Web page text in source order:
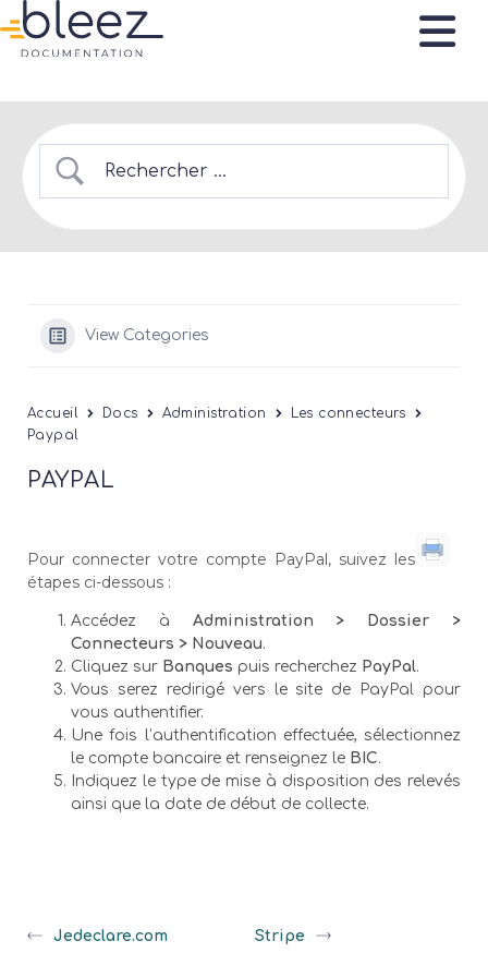
View Categories
Accueil Docs Administration
Les connecteurs
Paypal
PAYPAL
Pour connecter votre compte PayPal, suivez les
étapes ci-dessous :
Accédez à Administration > Dossier >
Connecteurs > Nouveau.
Cliquez sur Banques puis recherchez PayPal.
Vous serez redirigé vers le site de PayPal pour
vous authentifier.
Une fois l’authentification effectuée, sélectionnez
le compte bancaire et renseignez le BIC.
Indiquez le type de mise à disposition des relevés
ainsi que la date de début de collecte.
Jedeclare.com Stripe